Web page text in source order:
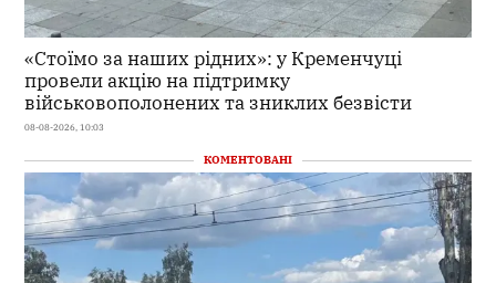
«Стоїмо за наших рідних»: у Кременчуці
провели акцію на підтримку
військовополонених та зниклих безвісти
08-08-2026, 10:03
КОМЕНТОВАНІ